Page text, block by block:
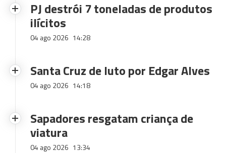
PJ destrói 7 toneladas de produtos
ilícitos
04 ago 2026 14:28
Santa Cruz de luto por Edgar Alves
04 ago 2026 14:18
Sapadores resgatam criança de
viatura
04 ago 2026 13:34